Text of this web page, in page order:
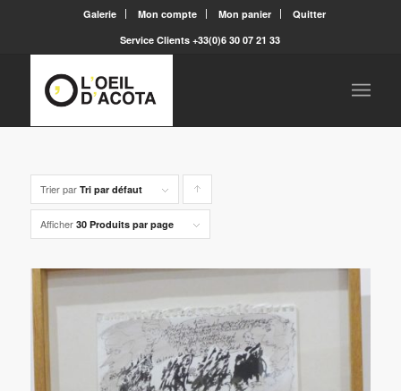
Galerie Mon compte Mon panier
Quitter
Service Clients +33(0)6 30 07 21 33
Trier par Tri par défaut
les
produits
en
ordre
ascendant
Afficher 30 Produits par page